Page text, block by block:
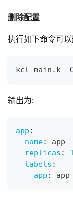
删除配置
执行如下命令可
kcl main.k -
输出为:
app :
name:
app
replicas :
labels :
app : app